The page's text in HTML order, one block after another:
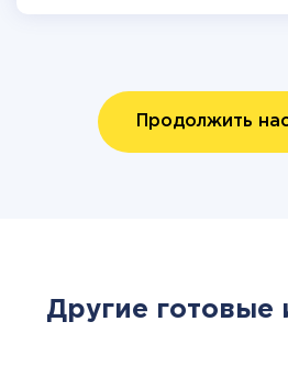
Продолжить
Другие готовые